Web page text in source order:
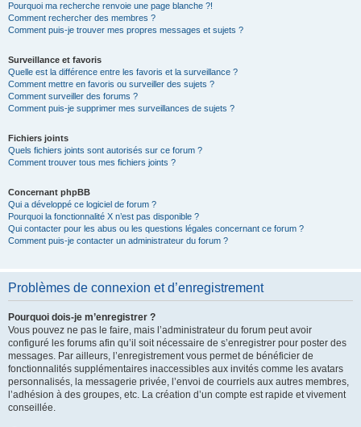
Pourquoi ma recherche renvoie une page blanche ?!
Comment rechercher des membres ?
Comment puis-je trouver mes propres messages et sujets ?
Surveillance et favoris
Quelle est la différence entre les favoris et la surveillance ?
Comment mettre en favoris ou surveiller des sujets ?
Comment surveiller des forums ?
Comment puis-je supprimer mes surveillances de sujets ?
Fichiers joints
Quels fichiers joints sont autorisés sur ce forum ?
Comment trouver tous mes fichiers joints ?
Concernant phpBB
Qui a développé ce logiciel de forum ?
Pourquoi la fonctionnalité X n’est pas disponible ?
Qui contacter pour les abus ou les questions légales concernant ce forum ?
Comment puis-je contacter un administrateur du forum ?
Problèmes de connexion et d’enregistrement
Pourquoi dois-je m’enregistrer ?
Vous pouvez ne pas le faire, mais l’administrateur du forum peut avoir
configuré les forums afin qu’il soit nécessaire de s’enregistrer pour poster des
messages. Par ailleurs, l’enregistrement vous permet de bénéficier de
fonctionnalités supplémentaires inaccessibles aux invités comme les avatars
personnalisés, la messagerie privée, l’envoi de courriels aux autres membres,
l’adhésion à des groupes, etc. La création d’un compte est rapide et vivement
conseillée.